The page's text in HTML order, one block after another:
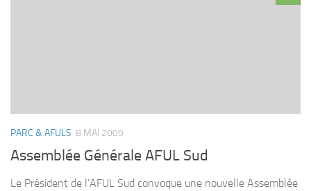
PARC & AFULS 8 MAI 2009
Assemblée Générale AFUL Sud
Le Président de l’AFUL Sud convoque une nouvelle Assemblée